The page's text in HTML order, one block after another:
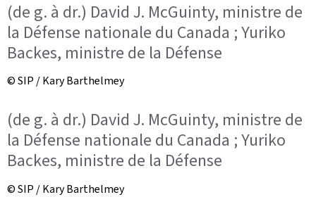
(de g. à dr.) David J. McGuinty, ministre de
la Défense nationale du Canada ; Yuriko
Backes, ministre de la Défense
© SIP / Kary Barthelmey
(de g. à dr.) David J. McGuinty, ministre de
la Défense nationale du Canada ; Yuriko
Backes, ministre de la Défense
© SIP / Kary Barthelmey